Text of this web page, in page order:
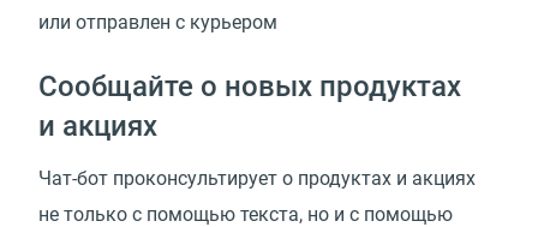
или отправлен с курьером
Сообщайте о новых продуктах
и акциях
Чат-бот проконсультирует о продуктах и акциях
не только с помощью текста, но и с помощью